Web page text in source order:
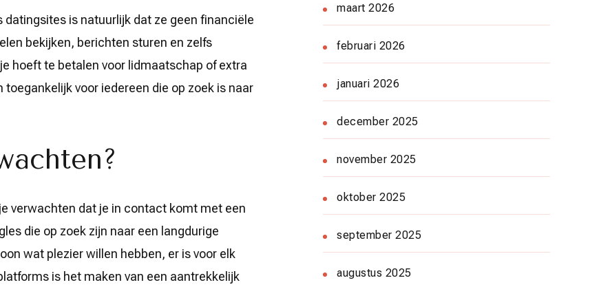
datingsites is natuurlijk dat ze geen financiële
bekijken, berichten sturen en zelfs
hoeft te betalen voor lidmaatschap of extra
voor iedereen die op zoek is naar
verwachten dat je in contact komt met een
die op zoek zijn naar een langdurige
wat plezier willen hebben, er is voor elk
is het maken van een aantrekkelijk
maart 2026
februari 2026
januari 2026
december 2025
november 2025
oktober 2025
september 2025
augustus 2025